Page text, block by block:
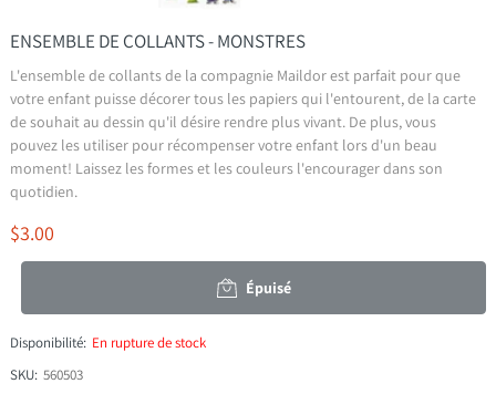
ENSEMBLE DE COLLANTS - MONSTRES
L'ensemble de collants de la compagnie Maildor est parfait pour que
votre enfant puisse décorer tous les papiers qui l'entourent, de la carte
de souhait au dessin qu'il désire rendre plus vivant. De plus, vous
pouvez les utiliser pour récompenser votre enfant lors d'un beau
moment! Laissez les formes et les couleurs l'encourager dans son
quotidien.
$3.00
Épuisé
Disponibilité: En rupture de stock
SKU: 560503